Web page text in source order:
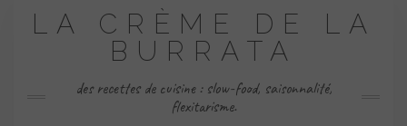
LA CRÈME DE LA
BURRATA
des recettes de cuisine : slow-food, saisonnalité,
flexitarisme.